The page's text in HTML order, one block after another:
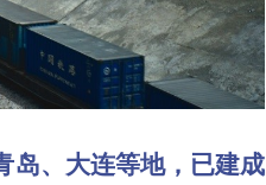
、大连等地，已建成